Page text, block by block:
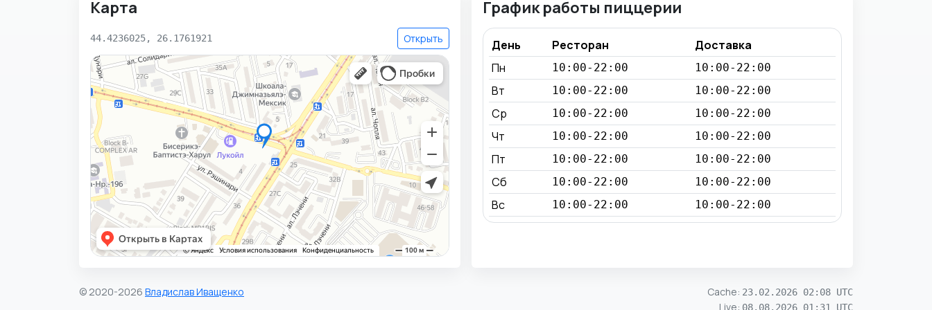
Карта
44.4236025, 26.1761921 Открыть
График работы пиццерии
День Ресторан
Доставка
Пн
10:00-22:00 10:00-22:00
Вт 10:00-22:00 10:00-22:00
Ср 10:00-22:00 10:00-22:00
Чт 10:00-22:00 10:00-22:00
Пт 10:00-22:00 10:00-22:00
Сб 10:00-22:00 10:00-22:00
Вс 10:00-22:00 10:00-22:00
© 2020-2026 Владислав Иващенко Cache: 23.02.2026 02:08 UTC
Live: 08.08.2026 01:31 UTC